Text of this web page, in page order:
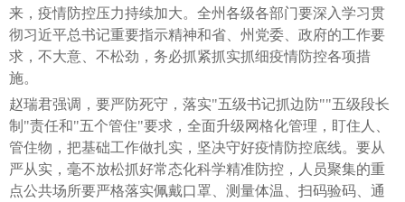
来，疫情防控压力持续加大。全州各级各部门要深入学习贯
彻习近平总书记重要指示精神和省、州党委、政府的工作要
求，不大意、不松劲，务必抓紧抓实抓细疫情防控各项措
施。
赵瑞君强调，要严防死守，落实"五级书记抓边防""五级段长
制"责任和"五个管住"要求，全面升级网格化管理，盯住人、
管住物，把基础工作做扎实，坚决守好疫情防控底线。要从
严从实，毫不放松抓好常态化科学精准防控，人员聚集的重
点公共场所要严格落实佩戴口罩、测量体温、扫码验码、通